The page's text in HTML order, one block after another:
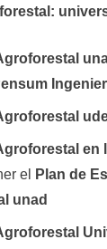
en
el
Plan de
unad